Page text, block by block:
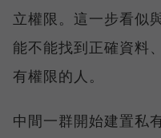
立權限。這一步看似
能不能找到正確資料
有權限的人。
中間一群開始建置私